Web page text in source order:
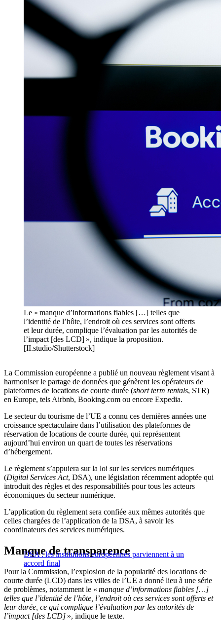
Le « manque d’informations fiables […] telles que
l’identité de l’hôte, l’endroit où ces services sont offerts
et leur durée, complique l’évaluation par les autorités de
l’impact [des LCD] », indique la proposition.
[II.studio/Shutterstock]
La Commission européenne a publié un nouveau règlement visant à
harmoniser le partage de données que génèrent les opérateurs de
plateformes de locations de courte durée (short term rentals, STR)
en Europe, tels Airbnb, Booking.com ou encore Expedia.
Le secteur du tourisme de l’UE a connu ces dernières années une
croissance spectaculaire dans l’utilisation des plateformes de
réservation de locations de courte durée, qui représentent
aujourd’hui environ un quart de toutes les réservations
d’hébergement.
Le règlement s’appuiera sur la loi sur les services numériques
(Digital Services Act, DSA), une législation récemment adoptée qui
introduit des règles et des responsabilités pour tous les acteurs
économiques du secteur numérique.
L’application du règlement sera confiée aux mêmes autorités que
celles chargées de l’application de la DSA, à savoir les
coordinateurs des services numériques.
DSA : les institutions européennes parviennent à un
accord final
Manque de transparence
Pour la Commission, l’explosion de la popularité des locations de
courte durée (LCD) dans les villes de l’UE a donné lieu à une série
de problèmes, notamment le « manque d’informations fiables […]
telles que l’identité de l’hôte, l’endroit où ces services sont offerts et
leur durée, ce qui complique l’évaluation par les autorités de
l’impact [des LCD] », indique le texte.